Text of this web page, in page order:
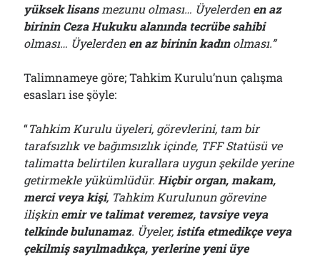
yüksek lisansmezunu olması… Üyelerdenen az
birinin Ceza Hukuku alanında tecrübe sahibi
olması… Üyelerdenen az birinin kadınolması.”
Talimnameye göre; Tahkim Kurulu’nun çalışma
esasları ise şöyle:
“Tahkim Kurulu üyeleri, görevlerini, tam bir
tarafsızlık ve bağımsızlık içinde, TFF Statüsü ve
talimatta belirtilen kurallara uygun şekilde yerine
getirmekle yükümlüdür. Hiçbir organ, makam,
merci veya kişi, Tahkim Kurulunun görevine
ilişkinemir ve talimat veremez, tavsiye veya
telkinde bulunamaz. Üyeler, istifa etmedikçe veya
çekilmiş sayılmadıkça, yerlerine yeni üye